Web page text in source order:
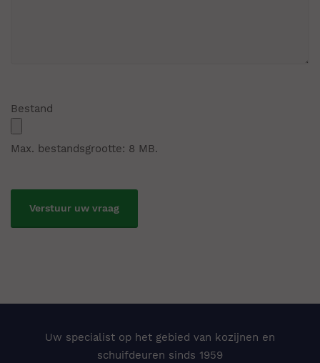
Bestand
Max. bestandsgrootte: 8 MB.
Uw specialist op het gebied van kozijnen en
schuifdeuren sinds 1959